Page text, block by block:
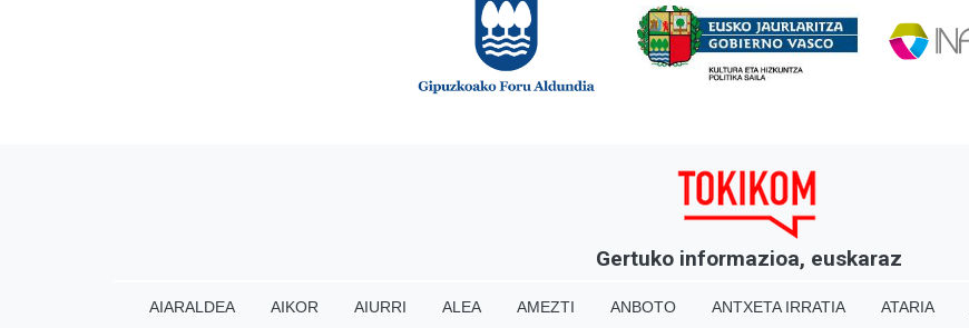
Gertuko informazioa, euskaraz
AIARALDEA AIKOR AIURRI ALEA AMEZTI ANBOTO ANTXETA IRRATIA ATARIA